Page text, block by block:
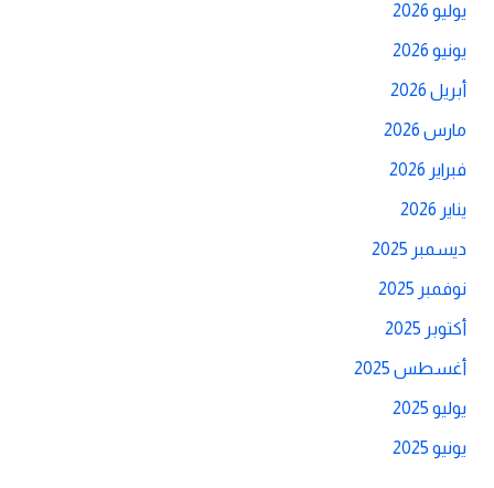
يوليو 2026
يونيو 2026
أبريل 2026
مارس 2026
فبراير 2026
يناير 2026
ديسمبر 2025
نوفمبر 2025
أكتوبر 2025
أغسطس 2025
يوليو 2025
يونيو 2025